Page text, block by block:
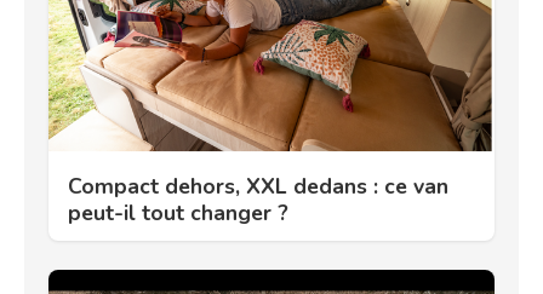
Compact dehors, XXL dedans : ce van
peut-il tout changer ?